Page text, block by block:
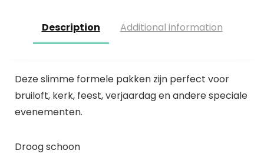
Description Additional information
Deze slimme formele pakken zijn perfect voor
bruiloft, kerk, feest, verjaardag en andere speciale
evenementen.
Droog schoon